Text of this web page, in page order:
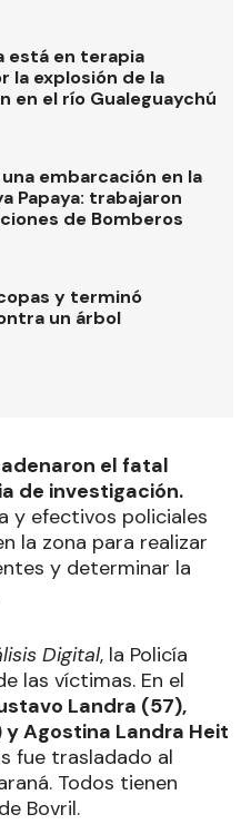
está en terapia
la explosión de la
en el río Gualeguaychú
embarcación en la
Papaya: trabajaron
de Bomberos
y terminó
un árbol
el fatal
de investigación.
y efectivos policiales
la zona para realizar
y determinar la
Digital, la Policía
las víctimas. En el
Landra (57),
Agostina Landra Heit
fue trasladado al
Todos tienen
Bovril.